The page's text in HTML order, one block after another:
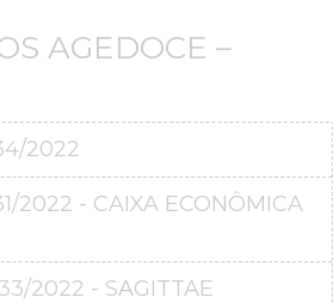
AGEDOCE –
2022
2022 - CAIXA ECONÔMICA
2022 - SAGITTAE